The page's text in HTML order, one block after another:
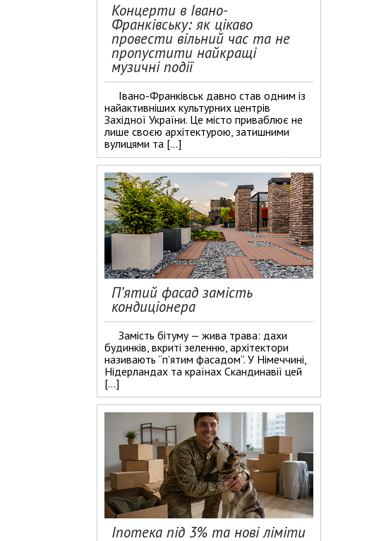
Концерти в Івано-
Франківську: як цікаво
провести вільний час та не
пропустити найкращі
музичні події
Івано-Франківськ давно став одним із
найактивніших культурних центрів
Західної України. Це місто приваблює не
лише своєю архітектурою, затишними
вулицями та […]
П’ятий фасад замість
кондиціонера
Замість бітуму — жива трава: дахи
будинків, вкриті зеленню, архітектори
називають “п’ятим фасадом”. У Німеччині,
Нідерландах та країнах Скандинавії цей
[…]
Іпотека під 3% та нові ліміти